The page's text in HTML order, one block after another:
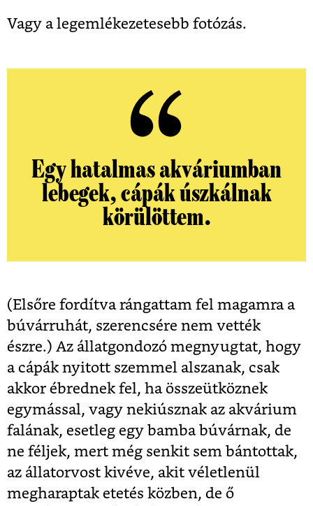
Vagy a legemlékezetesebb fotózás.
Egy hatalmas akváriumban
lebegek, cápák úszkálnak
körülöttem.
(Elsőre fordítva rángattam fel magamra a
búvárruhát, szerencsére nem vették
észre.) Az állatgondozó megnyugtat, hogy
a cápák nyitott szemmel alszanak, csak
akkor ébrednek fel, ha összeütköznek
egymással, vagy nekiúsznak az akvárium
falának, esetleg egy bamba búvárnak, de
ne féljek, mert még senkit sem bántottak,
az állatorvost kivéve, akit véletlenül
megharaptak etetés közben, de ő